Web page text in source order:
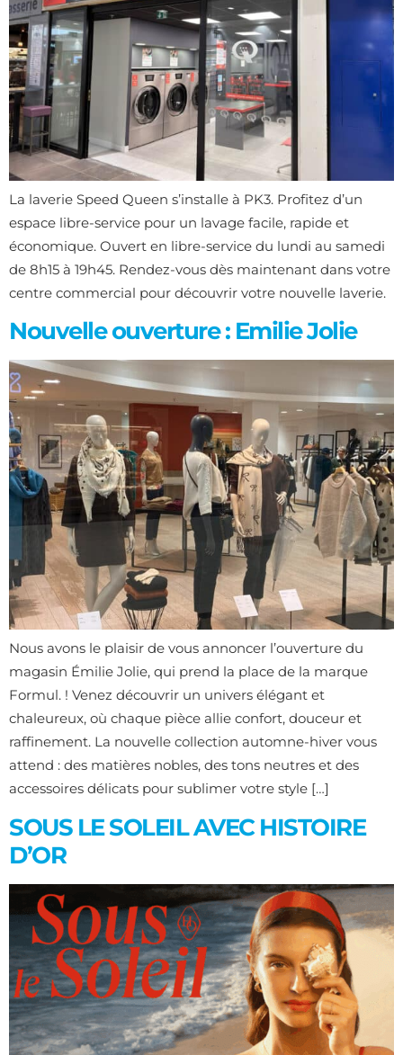
La laverie Speed Queen s’installe à PK3. Profitez d’un
espace libre-service pour un lavage facile, rapide et
économique. Ouvert en libre-service du lundi au samedi
de 8h15 à 19h45. Rendez-vous dès maintenant dans votre
centre commercial pour découvrir votre nouvelle laverie.
Nouvelle ouverture : Emilie Jolie
Nous avons le plaisir de vous annoncer l’ouverture du
magasin Émilie Jolie, qui prend la place de la marque
Formul. ! Venez découvrir un univers élégant et
chaleureux, où chaque pièce allie confort, douceur et
raffinement. La nouvelle collection automne-hiver vous
attend : des matières nobles, des tons neutres et des
accessoires délicats pour sublimer votre style […]
SOUS LE SOLEIL AVEC HISTOIRE
D’OR